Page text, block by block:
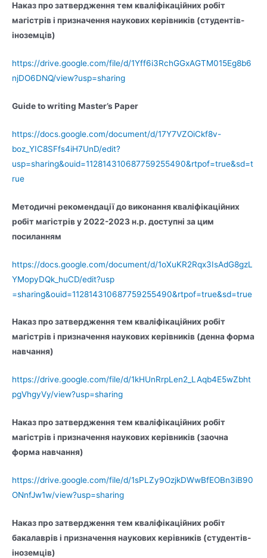
Наказ про затвердження тем кваліфікаційних робіт
магістрів і призначення наукових керівників (студентів-
іноземців)
https://drive.google.com/file/d/1Yff6i3RchGGxAGTM015Eg8b6
njDO6DNQ/view?usp=sharing
Guide to writing Master’s Paper
https://docs.google.com/document/d/17Y7VZOiCkf8v-
boz_YIC8SFfs4iH7UnD/edit?
usp=sharing&ouid=112814310687759255490&rtpof=true&sd=t
rue
Методичні рекомендації до виконання кваліфікаційних
робіт магістрів у 2022-2023 н.р. доступні за цим
посиланням
https://docs.google.com/document/d/1oXuKR2Rqx3IsAdG8gzL
YMopyDQk_huCD/edit?usp
=sharing&ouid=112814310687759255490&rtpof=true&sd=true
Наказ про затвердження тем кваліфікаційних робіт
магістрів і призначення наукових керівників (денна форма
навчання)
https://drive.google.com/file/d/1kHUnRrpLen2_LAqb4E5wZbht
pgVhgyVy/view?usp=sharing
Наказ про затвердження тем кваліфікаційних робіт
магістрів і призначення наукових керівників (заочна
форма навчання)
https://drive.google.com/file/d/1sPLZy9OzjkDWwBfEOBn3iB90
ONnfJw1w/view?usp=sharing
Наказ про затвердження тем кваліфікаційних робіт
бакалаврів і призначення наукових керівників (студентів-
іноземців)